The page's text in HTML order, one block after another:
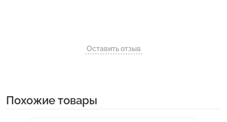
Оставить отзыв
Похожие товары